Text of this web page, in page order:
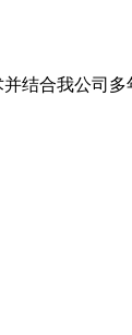
结合我公司